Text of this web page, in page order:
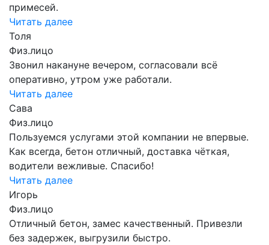
примесей.
Читать далее
Толя
Физ.лицо
Звонил накануне вечером, согласовали всё
оперативно, утром уже работали.
Читать далее
Сава
Физ.лицо
Пользуемся услугами этой компании не впервые.
Как всегда, бетон отличный, доставка чёткая,
водители вежливые. Спасибо!
Читать далее
Игорь
Физ.лицо
Отличный бетон, замес качественный. Привезли
без задержек, выгрузили быстро.